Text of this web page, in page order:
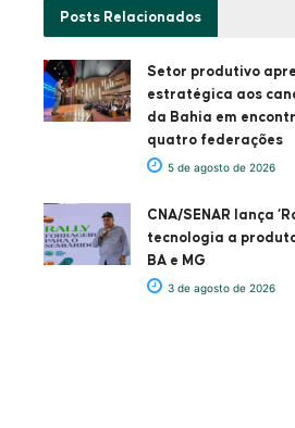
Posts Relacionados
Setor produtivo
estratégica aos
da Bahia em
quatro federações
5 de agosto de 2026
CNA/SENAR lança
tecnologia a
BA e MG
3 de agosto de 2026